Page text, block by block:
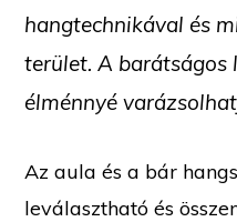
hangtechnikával és
terület. A barátságos
élménnyé
Az aula és a bár
leválasztható és